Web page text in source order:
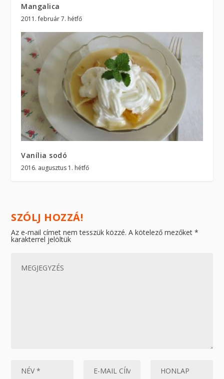
Mangalica
2011. február 7. hétfő
Vanília sodó
2016. augusztus 1. hétfő
SZÓLJ HOZZÁ!
Az e-mail címet nem tesszük közzé. A kötelező mezőket*
karakterrel jelöltük